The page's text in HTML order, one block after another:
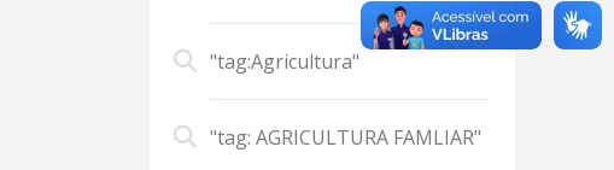
"tag:Agricultura"
"tag: AGRICULTURA FAMLIAR"